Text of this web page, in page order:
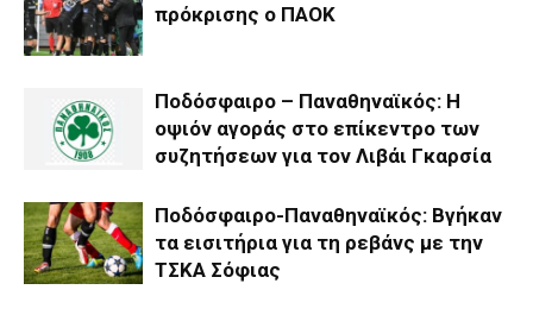
πρόκρισης ο ΠΑΟΚ
Ποδόσφαιρο – Παναθηναϊκός: Η
οψιόν αγοράς στο επίκεντρο των
συζητήσεων για τον Λιβάι Γκαρσία
Ποδόσφαιρο-Παναθηναϊκός: Βγήκαν
τα εισιτήρια για τη ρεβάνς με την
ΤΣΚΑ Σόφιας